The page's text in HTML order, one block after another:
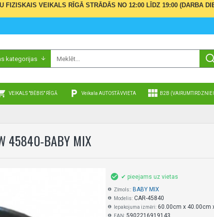
FIZISKAIS VEIKALS RĪGĀ STRĀDĀS NO 12:00 LĪDZ 19:00 (DARBA
kategorijas
VEIKALS "BĒBIS" RĪGĀ Veikala AUTOSTĀVVIETA B2B
45840-BABY MIX
✔ pieejams uz vietas
Zīmols:: BABY MIX
Modelis: CAR-45840
Iepakojuma izmēri: 60.00cm x 40.00cm
EAN: 5902216919143